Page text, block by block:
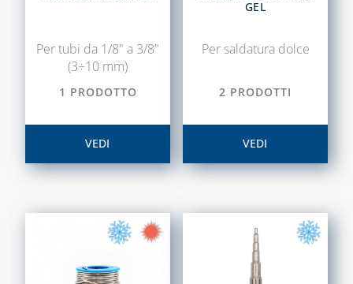
FLESSIBILI,
ANTIVIBRANTI E
SALDABILI ED
ELETTROSALDABILI,
UTENSILI E
ACCESSORI
TECNOGIUNTI
TUBI FLESSIBILI
GAS
TUBO
ACCIAIO
Per tubi da 1/8" a 3/8"
(3÷10 mm)
1 PRODOTTO
VEDI
GEL
Per saldatura dolce
2 PRODOTTI
VEDI